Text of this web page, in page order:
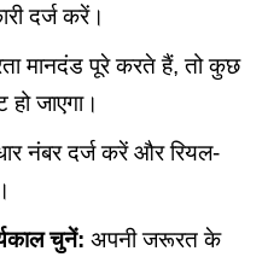
दर्ज करें।
मानदंड पूरे करते हैं, तो कुछ
जाएगा।
नंबर दर्ज करें और रियल-
चुनें: अपनी जरूरत के